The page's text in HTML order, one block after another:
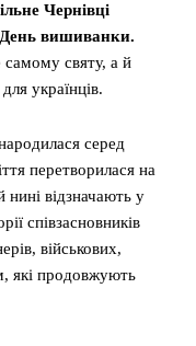
Чернівці
вишиванки.
святу, а й
українців.
серед
перетворилася на
відзначають у
співзасновників
військових,
які продовжують